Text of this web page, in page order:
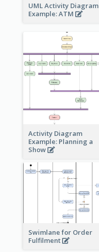
UML Activity Diagram
Example: ATM
Activity Diagram
Example: Planning a
Show
Swimlane for Order
Fulfilment